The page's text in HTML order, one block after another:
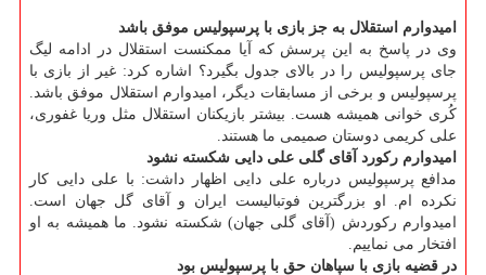
امیدوارم استقلال به جز بازی با پرسپولیس موفق باشد
وی در پاسخ به این پرسش كه آیا ممكنست استقلال در ادامه لیگ
جای پرسپولیس را در بالای جدول بگیرد؟ اشاره كرد: غیر از بازی با
پرسپولیس و برخی از مسابقات دیگر، امیدوارم استقلال موفق باشد.
كُری خوانی همیشه هست. بیشتر بازیكنان استقلال مثل وریا غفوری،
علی كریمی دوستان صمیمی ما هستند.
امیدوارم ركورد آقای گلی علی دایی شكسته نشود
مدافع پرسپولیس درباره علی دایی اظهار داشت: با علی دایی كار
نكرده ام. او بزرگترین فوتبالیست ایران و آقای گل جهان است.
امیدوارم ركوردش (آقای گلی جهان) شكسته نشود. ما همیشه به او
افتخار می نماییم.
در قضیه بازی با سپاهان حق با پرسپولیس بود